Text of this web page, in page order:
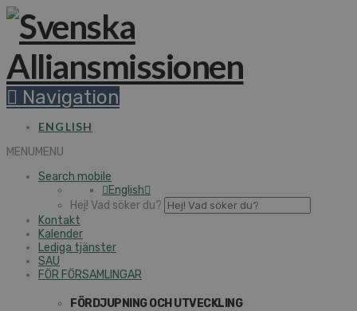
Navigation
ENGLISH
MENUMENU
Search mobile
English
Hej! Vad söker du?
Kontakt
Kalender
Lediga tjänster
SAU
FÖR FÖRSAMLINGAR
FÖRDJUPNING OCH UTVECKLING